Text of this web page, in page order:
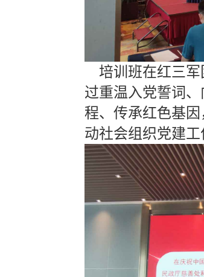
培训班在红三军
过重温入党誓词
程、传承红色基
动社会组织党建